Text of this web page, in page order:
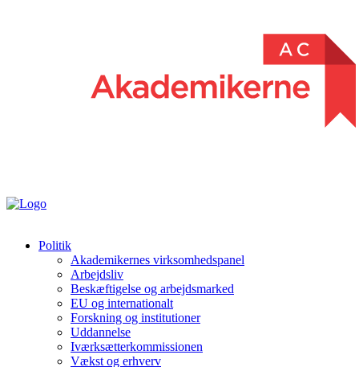
Politik
Akademikernes virksomhedspanel
Arbejdsliv
Beskæftigelse og arbejdsmarked
EU og internationalt
Forskning og institutioner
Uddannelse
Iværksætterkommissionen
Vækst og erhverv